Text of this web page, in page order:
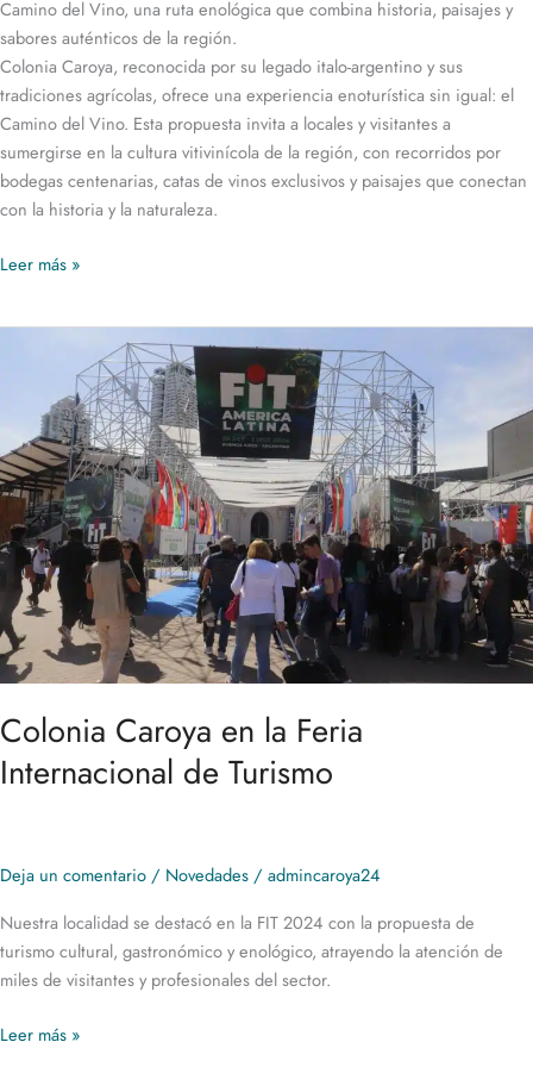
Camino del Vino, una ruta enológica que combina historia, paisajes y
sabores auténticos de la región.
Colonia Caroya, reconocida por su legado italo-argentino y sus
tradiciones agrícolas, ofrece una experiencia enoturística sin igual: el
Camino del Vino. Esta propuesta invita a locales y visitantes a
sumergirse en la cultura vitivinícola de la región, con recorridos por
bodegas centenarias, catas de vinos exclusivos y paisajes que conectan
con la historia y la naturaleza.
Leer más »
Colonia Caroya en la Feria
Internacional de Turismo
Deja un comentario / Novedades / admincaroya24
Nuestra localidad se destacó en la FIT 2024 con la propuesta de
turismo cultural, gastronómico y enológico, atrayendo la atención de
miles de visitantes y profesionales del sector.
Feria
Internacional
Turismo
Leer más »